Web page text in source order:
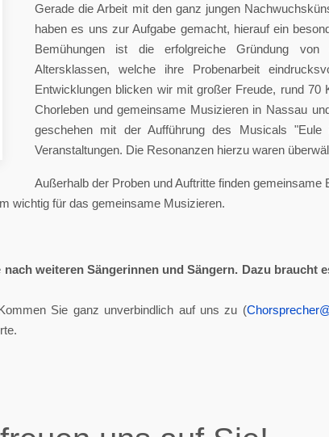
Gerade die Arbeit mit den ganz jungen
haben es uns zur Aufgabe gemacht, hierauf ein
Bemühungen ist die erfolgreiche Gründung von
Altersklassen, welche ihre Probenarbeit
Entwicklungen blicken wir mit großer Freude, rund
Chorleben und gemeinsame Musizieren in Nassau
geschehen mit der Aufführung des Musicals
Veranstaltungen. Die Resonanzen hierzu waren
Außerhalb der Proben und Auftritte finden
wichtig für das gemeinsame Musizieren.
nach weiteren Sängerinnen und Sängern. Dazu braucht
Sie ganz unverbindlich auf uns zu (